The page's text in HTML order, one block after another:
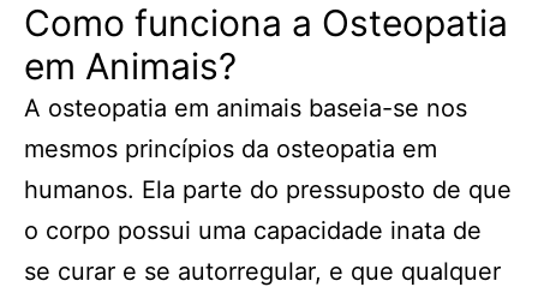
Como funciona a Osteopatia
em Animais?
A osteopatia em animais baseia-se nos
mesmos princípios da osteopatia em
humanos. Ela parte do pressuposto de que
o corpo possui uma capacidade inata de
se curar e se autorregular, e que qualquer